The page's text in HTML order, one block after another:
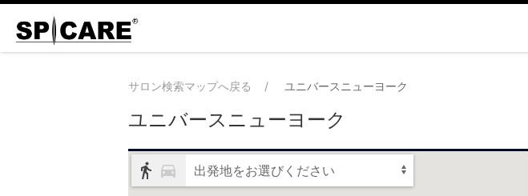
サロン検索マップへ戻る ユニバースニューヨーク
ユニバースニューヨーク
出発地をお選びください